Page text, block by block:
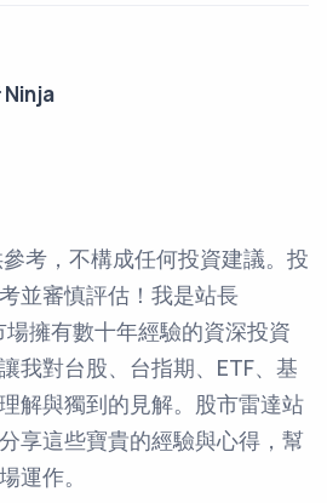
Ninja
考，不構成任何投資建議。投
並審慎評估！我是站長
擁有數十年經驗的資深投資
我對台股、台指期、ETF、基
解與獨到的見解。股市雷達站
享這些寶貴的經驗與心得，幫
運作。